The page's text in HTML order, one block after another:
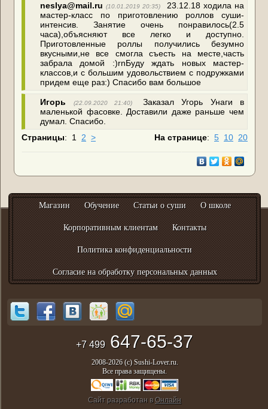
neslya@mail.ru (10.01.2019 20:35)
23.12.18 ходила на
мастер-класс по приготовлению роллов суши-
интенсив. Занятие очень понравилось(2.5
часа),объясняют все легко и доступно.
Приготовленные роллы получились безумно
вкусными,не все смогла съесть на месте,часть
забрала домой :)rnБуду ждать новых мастер-
классов,и с большим удовольствием с подружками
придем еще раз:) Спасибо вам большое
Игорь (22.09.2020 21:40)
Заказал Угорь Унаги в
маленькой фасовке. Доставили даже раньше чем
думал. Спасибо.
На странице: 5 10 20
Страницы: 1 2 >
Магазин Обучение Статьи о суши О школе
Корпоративным клиентам Контакты
Политика конфиденциальности
Согласие на обработку персональных данных
+7 499 647-65-37
2008-2026 (с) Sushi-Lover.ru.
Все права защищены.
Сайт разработан вОнлайн